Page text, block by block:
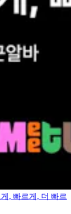
, 빠르게, 더 빠르